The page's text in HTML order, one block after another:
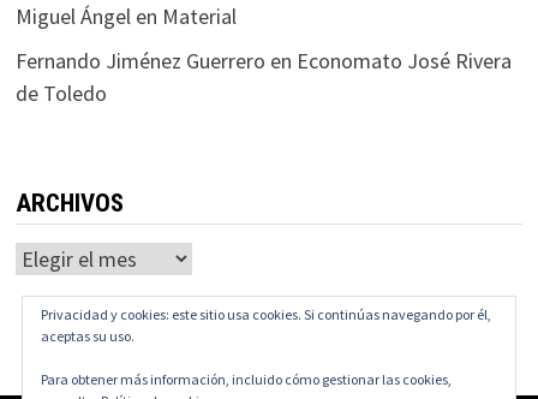
Miguel Ángelen Material
Fernando Jiménez Guerrero en Economato José Rivera
de Toledo
ARCHIVOS
Archivos
Privacidad y cookies: este sitio usa cookies. Si continúas navegando por él,
aceptas su uso.
Para obtener más información, incluido cómo gestionar las cookies,